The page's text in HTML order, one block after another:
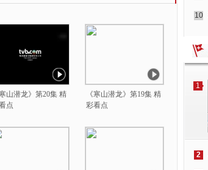
寒山潜龙》第20集 精
点
《寒山潜龙》第19集 精
彩看点
10
1
2